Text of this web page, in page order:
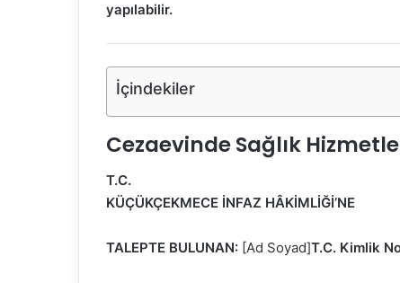
yapılabilir.
İçindekiler
Cezaevinde Sağlık
T.C.
KÜÇÜKÇEKMECE İNFAZ HÂKİMLİĞİ’NE
TALEPTE BULUNAN: [Ad Soyad]T.C. Kimlik